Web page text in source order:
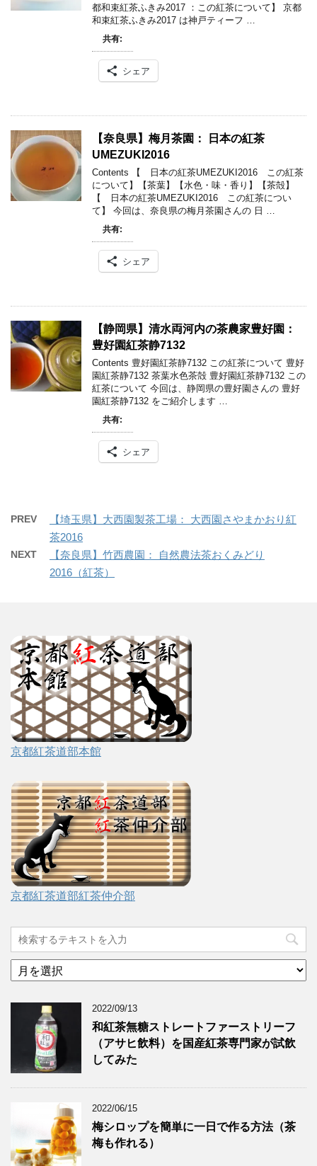
都和束紅茶ふきみ2017 ：この紅茶について】 京都
和束紅茶ふきみ2017 は神戸ティーフ …
共有:
シェア
【奈良県】梅月茶園： 日本の紅茶
UMEZUKI2016
Contents 【 日本の紅茶UMEZUKI2016 この紅茶
について】【茶葉】【水色・味・香り】【茶殻】
【 日本の紅茶UMEZUKI2016 この紅茶につい
て】 今回は、奈良県の梅月茶園さんの 日 …
共有:
シェア
【静岡県】清水両河内の茶農家豊好園：
豊好園紅茶静7132
Contents 豊好園紅茶静7132 この紅茶について 豊好
園紅茶静7132 茶葉水色茶殻 豊好園紅茶静7132 この
紅茶について 今回は、静岡県の豊好園さんの 豊好
園紅茶静7132 をご紹介します …
共有:
シェア
PREV
【埼玉県】大西園製茶工場： 大西園さやまかおり紅
茶2016
NEXT
【奈良県】竹西農園： 自然農法茶おくみどり
2016（紅茶）
京都紅茶道部本館
京都紅茶道部紅茶仲介部
ア
ー
2022/09/13
和紅茶無糖ストレートファーストリーフ
（アサヒ飲料）を国産紅茶専門家が試飲
してみた
2022/06/15
梅シロップを簡単に一日で作る方法（茶
梅も作れる）